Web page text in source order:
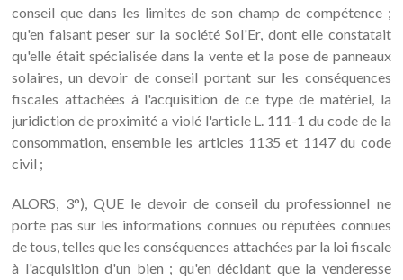
conseil que dans les limites de son champ de compétence ;
qu'en faisant peser sur la société Sol'Er, dont elle constatait
qu'elle était spécialisée dans la vente et la pose de panneaux
solaires, un devoir de conseil portant sur les conséquences
fiscales attachées à l'acquisition de ce type de matériel, la
juridiction de proximité a violé l'article L. 111-1 du code de la
consommation, ensemble les articles 1135 et 1147 du code
civil ;
ALORS, 3°), QUE le devoir de conseil du professionnel ne
porte pas sur les informations connues ou réputées connues
de tous, telles que les conséquences attachées par la loi fiscale
à l'acquisition d'un bien ; qu'en décidant que la venderesse